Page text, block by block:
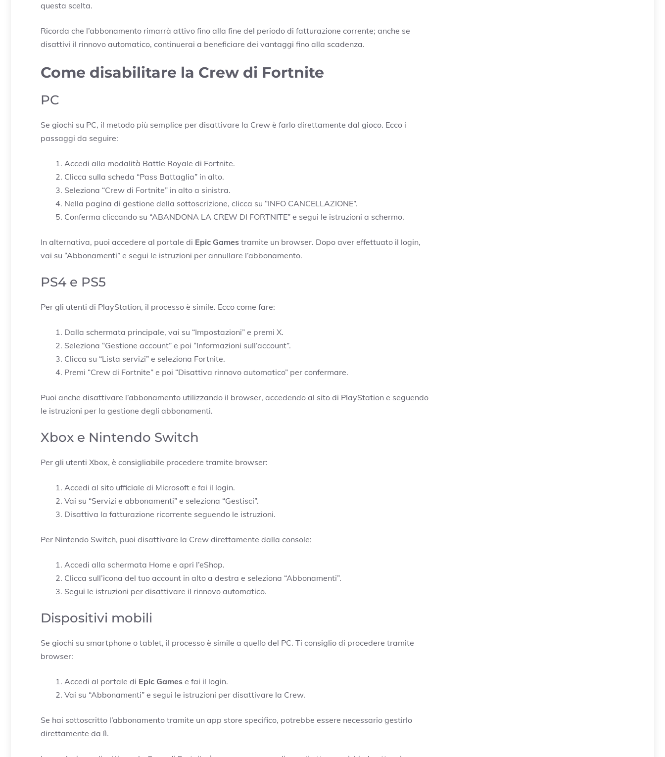
questa scelta.
Ricorda che l’abbonamento rimarrà attivo fino alla fine del periodo di fatturazione corrente; anche se
disattivi il rinnovo automatico, continuerai a beneficiare dei vantaggi fino alla scadenza.
Come disabilitare la Crew di Fortnite
PC
Se giochi su PC, il metodo più semplice per disattivare la Crew è farlo direttamente dal gioco. Ecco i
passaggi da seguire:
Accedi alla modalità Battle Royale di Fortnite.
Clicca sulla scheda “Pass Battaglia” in alto.
Seleziona “Crew di Fortnite” in alto a sinistra.
Nella pagina di gestione della sottoscrizione, clicca su “INFO CANCELLAZIONE”.
Conferma cliccando su “ABANDONA LA CREW DI FORTNITE” e segui le istruzioni a schermo.
In alternativa, puoi accedere al portale di Epic Games tramite un browser. Dopo aver effettuato il login,
vai su “Abbonamenti” e segui le istruzioni per annullare l’abbonamento.
PS4 e PS5
Per gli utenti di PlayStation, il processo è simile. Ecco come fare:
Dalla schermata principale, vai su “Impostazioni” e premi X.
Seleziona “Gestione account” e poi “Informazioni sull’account”.
Clicca su “Lista servizi” e seleziona Fortnite.
Premi “Crew di Fortnite” e poi “Disattiva rinnovo automatico” per confermare.
Puoi anche disattivare l’abbonamento utilizzando il browser, accedendo al sito di PlayStation e seguendo
le istruzioni per la gestione degli abbonamenti.
Xbox e Nintendo Switch
Per gli utenti Xbox, è consigliabile procedere tramite browser:
Accedi al sito ufficiale di Microsoft e fai il login.
Vai su “Servizi e abbonamenti” e seleziona “Gestisci”.
Disattiva la fatturazione ricorrente seguendo le istruzioni.
Per Nintendo Switch, puoi disattivare la Crew direttamente dalla console:
Accedi alla schermata Home e apri l’eShop.
Clicca sull’icona del tuo account in alto a destra e seleziona “Abbonamenti”.
Segui le istruzioni per disattivare il rinnovo automatico.
Dispositivi mobili
Se giochi su smartphone o tablet, il processo è simile a quello del PC. Ti consiglio di procedere tramite
browser:
Accedi al portale di Epic Games e fai il login.
Vai su “Abbonamenti” e segui le istruzioni per disattivare la Crew.
Se hai sottoscritto l’abbonamento tramite un app store specifico, potrebbe essere necessario gestirlo
direttamente da lì.